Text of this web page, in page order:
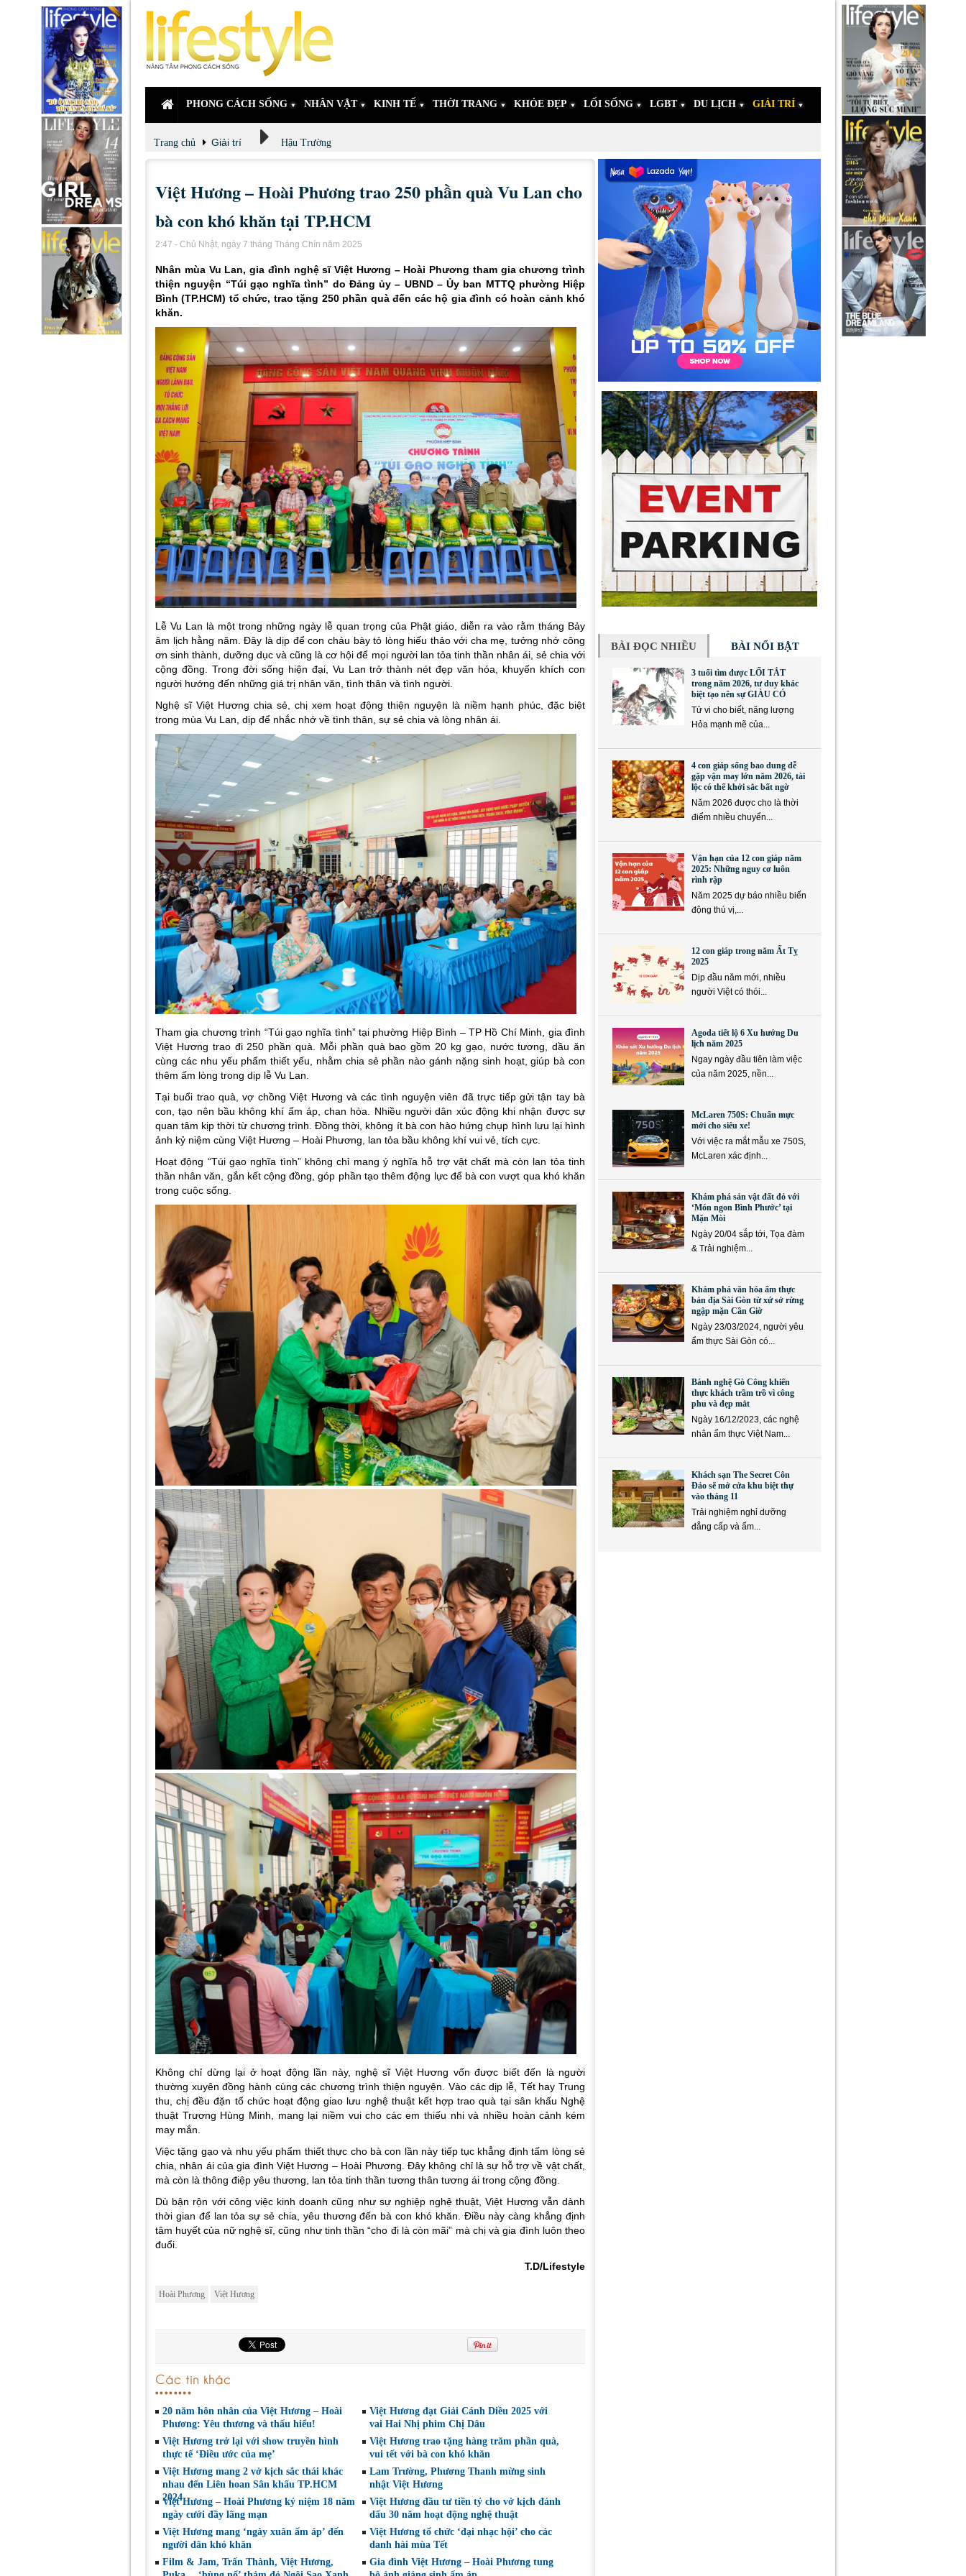
PHONG CÁCH SỐNG NHÂN VẬT KINH TẾ THỜI TRANG KHỎE ĐẸP LỐI SỐNG LGBT DU LỊCH GIẢI TRÍ
Trang chủ Giải trí Hậu Trường
Việt Hương – Hoài Phương trao 250 phần quà Vu Lan cho
bà con khó khăn tại TP.HCM
2:47 - Chủ Nhật, ngày 7 tháng Tháng Chín năm 2025
Nhân mùa Vu Lan, gia đình nghệ sĩ Việt Hương – Hoài Phương tham gia chương trình
thiện nguyện “Túi gạo nghĩa tình” do Đảng ủy – UBND – Ủy ban MTTQ phường Hiệp
Bình (TP.HCM) tổ chức, trao tặng 250 phần quà đến các hộ gia đình có hoàn cảnh khó
khăn.
Lễ Vu Lan là một trong những ngày lễ quan trọng của Phật giáo, diễn ra vào rằm tháng Bảy
âm lịch hằng năm. Đây là dịp để con cháu bày tỏ lòng hiếu thảo với cha mẹ, tưởng nhớ công
ơn sinh thành, dưỡng dục và cũng là cơ hội để mọi người lan tỏa tinh thần nhân ái, sẻ chia với
cộng đồng. Trong đời sống hiện đại, Vu Lan trở thành nét đẹp văn hóa, khuyến khích con
người hướng đến những giá trị nhân văn, tình thân và tình người.
Nghệ sĩ Việt Hương chia sẻ, chị xem hoạt động thiện nguyện là niềm hạnh phúc, đặc biệt
trong mùa Vu Lan, dịp để nhắc nhớ về tình thân, sự sẻ chia và lòng nhân ái.
Tham gia chương trình “Túi gạo nghĩa tình” tại phường Hiệp Bình – TP Hồ Chí Minh, gia đình
Việt Hương trao đi 250 phần quà. Mỗi phần quà bao gồm 20 kg gạo, nước tương, dầu ăn
cùng các nhu yếu phẩm thiết yếu, nhằm chia sẻ phần nào gánh nặng sinh hoạt, giúp bà con
thêm ấm lòng trong dịp lễ Vu Lan.
Tại buổi trao quà, vợ chồng Việt Hương và các tình nguyện viên đã trực tiếp gửi tận tay bà
con, tạo nên bầu không khí ấm áp, chan hòa. Nhiều người dân xúc động khi nhận được sự
quan tâm kịp thời từ chương trình. Đồng thời, không ít bà con hào hứng chụp hình lưu lại hình
ảnh kỷ niệm cùng Việt Hương – Hoài Phương, lan tỏa bầu không khí vui vẻ, tích cực.
Hoạt động “Túi gạo nghĩa tình” không chỉ mang ý nghĩa hỗ trợ vật chất mà còn lan tỏa tinh
thần nhân văn, gắn kết cộng đồng, góp phần tạo thêm động lực để bà con vượt qua khó khăn
trong cuộc sống.
Không chỉ dừng lại ở hoạt động lần này, nghệ sĩ Việt Hương vốn được biết đến là người
thường xuyên đồng hành cùng các chương trình thiện nguyện. Vào các dịp lễ, Tết hay Trung
thu, chị đều đặn tổ chức hoạt động giao lưu nghệ thuật kết hợp trao quà tại sân khấu Nghệ
thuật Trương Hùng Minh, mang lại niềm vui cho các em thiếu nhi và nhiều hoàn cảnh kém
may mắn.
Việc tặng gạo và nhu yếu phẩm thiết thực cho bà con lần này tiếp tục khẳng định tấm lòng sẻ
chia, nhân ái của gia đình Việt Hương – Hoài Phương. Đây không chỉ là sự hỗ trợ về vật chất,
mà còn là thông điệp yêu thương, lan tỏa tinh thần tương thân tương ái trong cộng đồng.
Dù bận rộn với công việc kinh doanh cũng như sự nghiệp nghệ thuật, Việt Hương vẫn dành
thời gian để lan tỏa sự sẻ chia, yêu thương đến bà con khó khăn. Điều này càng khẳng định
tâm huyết của nữ nghệ sĩ, cũng như tinh thần “cho đi là còn mãi” mà chị và gia đình luôn theo
đuổi.
T.D/Lifestyle
Hoài Phương Việt Hương
Các tin khác
20 năm hôn nhân của Việt Hương – Hoài
Phương: Yêu thương và thấu hiểu!
Việt Hương đạt Giải Cánh Diều 2025 với
vai Hai Nhị phim Chị Dâu
Việt Hương trở lại với show truyền hình
thực tế ‘Điều ước của mẹ’
Việt Hương trao tặng hàng trăm phần quà,
vui tết với bà con khó khăn
Việt Hương mang 2 vở kịch sắc thái khác
nhau đến Liên hoan Sân khấu TP.HCM
2024
Lam Trường, Phương Thanh mừng sinh
nhật Việt Hương
Việt Hương – Hoài Phương kỷ niệm 18 năm
ngày cưới đầy lãng mạn
Việt Hương đầu tư tiền tỷ cho vở kịch đánh
dấu 30 năm hoạt động nghệ thuật
Việt Hương mang ‘ngày xuân ấm áp’ đến
người dân khó khăn
Việt Hương tổ chức ‘đại nhạc hội’ cho các
danh hài mùa Tết
Film & Jam, Trấn Thành, Việt Hương,
Gia đình Việt Hương – Hoài Phương tung
BÀI ĐỌC NHIỀU BÀI NỔI BẬT
3 tuổi tìm được LỐI TẮT
trong năm 2026, tư duy khác
biệt tạo nên sự GIÀU CÓ
Tử vi cho biết, năng lượng
Hỏa mạnh mẽ của...
4 con giáp sống bao dung dễ
gặp vận may lớn năm 2026, tài
lộc có thể khởi sắc bất ngờ
Năm 2026 được cho là thời
điểm nhiều chuyển...
Vận hạn của 12 con giáp năm
2025: Những nguy cơ luôn
rình rập
Năm 2025 dự báo nhiều biến
động thú vị,...
12 con giáp trong năm Ất Tỵ
2025
Dịp đầu năm mới, nhiều
người Việt có thói...
Agoda tiết lộ 6 Xu hướng Du
lịch năm 2025
Ngay ngày đầu tiên làm việc
của năm 2025, nền...
McLaren 750S: Chuẩn mực
mới cho siêu xe!
Với việc ra mắt mẫu xe 750S,
McLaren xác định...
Khám phá sản vật đất đỏ với
‘Món ngon Bình Phước’ tại
Mặn Mòi
Ngày 20/04 sắp tới, Tọa đàm
& Trải nghiệm...
Khám phá văn hóa ẩm thực
bản địa Sài Gòn từ xứ sở rừng
ngập mặn Cần Giờ
Ngày 23/03/2024, người yêu
ẩm thực Sài Gòn có...
Bánh nghệ Gò Công khiến
thực khách trầm trồ vì công
phu và đẹp mắt
Ngày 16/12/2023, các nghệ
nhân ẩm thực Việt Nam...
Khách sạn The Secret Côn
Đảo sẽ mở cửa khu biệt thự
vào tháng 11
Trải nghiệm nghỉ dưỡng
đẳng cấp và ẩm...